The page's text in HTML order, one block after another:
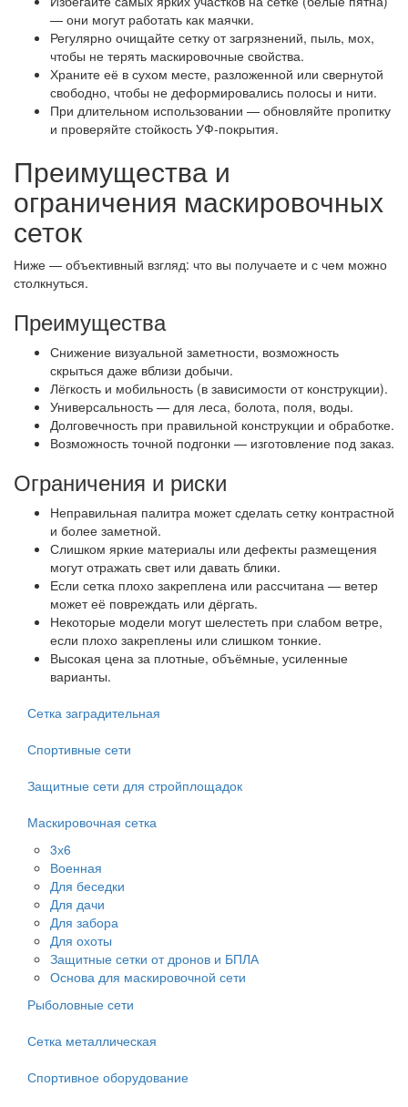
— они могут работать как маячки.
Регулярно очищайте сетку от загрязнений, пыль, мох,
чтобы не терять маскировочные свойства.
Храните её в сухом месте, разложенной или свернутой
свободно, чтобы не деформировались полосы и нити.
При длительном использовании — обновляйте пропитку
и проверяйте стойкость УФ-покрытия.
Преимущества и
ограничения маскировочных
сеток
Ниже — объективный взгляд: что вы получаете и с чем можно
столкнуться.
Преимущества
Снижение визуальной заметности, возможность
скрыться даже вблизи добычи.
Лёгкость и мобильность (в зависимости от конструкции).
Универсальность — для леса, болота, поля, воды.
Долговечность при правильной конструкции и обработке.
Возможность точной подгонки — изготовление под заказ.
Ограничения и риски
Неправильная палитра может сделать сетку контрастной
и более заметной.
Слишком яркие материалы или дефекты размещения
могут отражать свет или давать блики.
Если сетка плохо закреплена или рассчитана — ветер
может её повреждать или дёргать.
Некоторые модели могут шелестеть при слабом ветре,
если плохо закреплены или слишком тонкие.
Высокая цена за плотные, объёмные, усиленные
варианты.
Сетка заградительная
Спортивные сети
Защитные сети для стройплощадок
Маскировочная сетка
3х6
Военная
Для беседки
Для дачи
Для забора
Для охоты
Защитные сетки от дронов и БПЛА
Основа для маскировочной сети
Рыболовные сети
Сетка металлическая
Спортивное оборудование